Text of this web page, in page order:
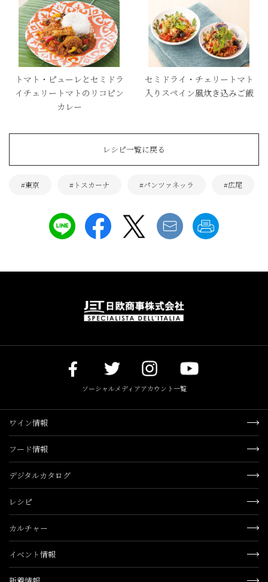
トマト・ピューレとセミドラ
イチェリートマトのリコピン
カレー
セミドライ・チェリートマト
入りスペイン風炊き込みご飯
レシピ一覧に戻る
#東京 #トスカーナ #パンツァネッラ #広尾
ソーシャルメディアアカウント一覧
ワイン情報
フード情報
デジタルカタログ
レシピ
カルチャー
イベント情報